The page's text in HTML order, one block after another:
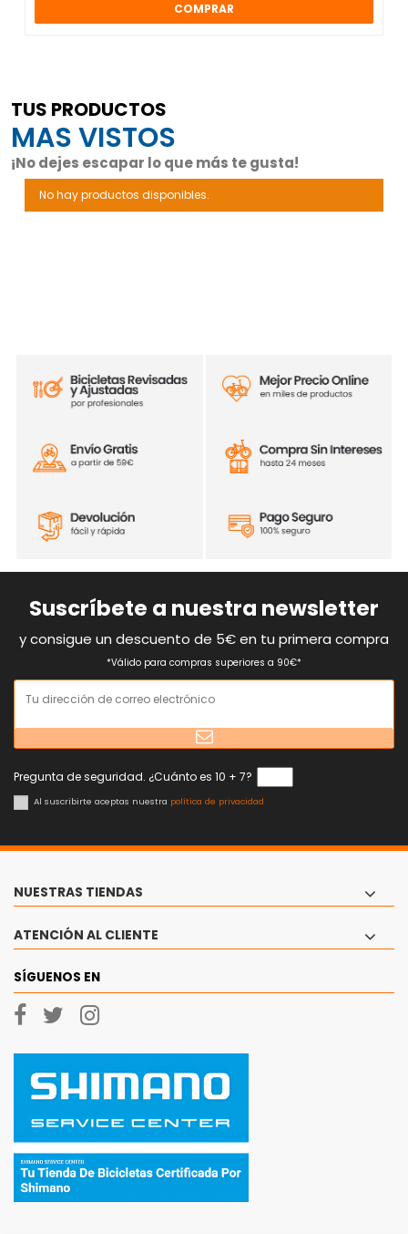
COMPRAR
TUS PRODUCTOS
MAS VISTOS
¡No dejes escapar lo que más te gusta!
No hay productos disponibles.
Suscríbete a nuestra newsletter
y consigue un descuento de 5€ en tu primera compra
*Válido para compras superiores a 90€*
Pregunta de seguridad. ¿Cuánto es 10 + 7?
Al suscribirte aceptas nuestra política de privacidad
NUESTRAS TIENDAS
ATENCIÓN AL CLIENTE
SÍGUENOS EN